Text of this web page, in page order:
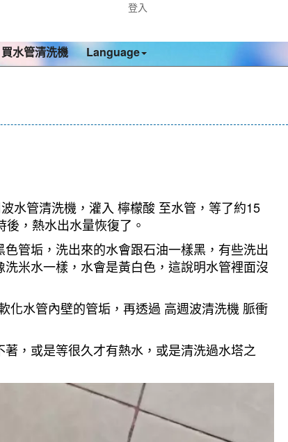
登入
買水管清洗機 Language
水管清洗機，灌入 檸檬酸 至水管，等了約15
，熱水出水量恢復了。
管垢，洗出來的水會跟石油一樣黑，有些洗出
米水一樣，水會是黃白色，這說明水管裡面沒
化水管內壁的管垢，再透過 高週波清洗機 脈衝
，或是等很久才有熱水，或是清洗過水塔之